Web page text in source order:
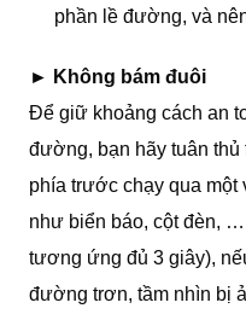
phần lề đường, và
► Không bám đuôi
Để giữ khoảng cách an
đường, bạn hãy tuân thủ
phía trước chạy qua một
như biển báo, cột đèn,
tương ứng đủ 3 giây),
đường trơn, tầm nhìn bị